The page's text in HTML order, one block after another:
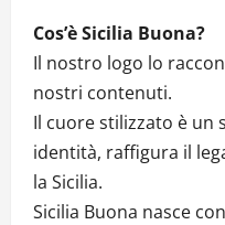
Cos’è Sicilia Buona?
Il nostro logo lo
nostri contenuti.
Il cuore stilizzato è un
identità, raffigura il
la Sicilia.
Sicilia Buona nasce